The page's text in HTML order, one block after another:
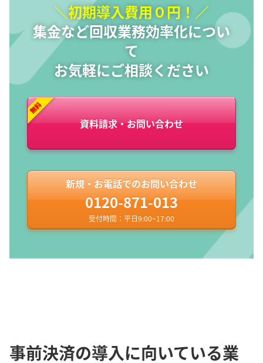
＼初期導入費用０円！／
集金など回収業務効率化につい
て
お気軽にご相談ください
資料請求・お問い合わせ
新規・お電話でのお問い合わせ
0120-871-013
受付時間：平日9:00~17:00
事前決済の導入に向いている業